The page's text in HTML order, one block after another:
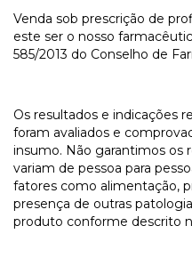
Venda sob prescrição de
este ser o nosso
585/2013 do Conselho de
Os resultados e indicações
foram avaliados e
insumo. Não garantimos os
variam de pessoa para
fatores como alimentação,
presença de outras
produto conforme descrito